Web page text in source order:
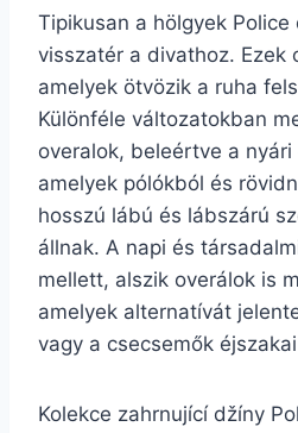
Tipikusan a hölgyek Police
visszatér a divathoz. Ezek
amelyek ötvözik a ruha
Különféle változatokban
overalok, beleértve a
amelyek pólókból és
hosszú lábú és lábszárú
állnak. A napi és
mellett, alszik overálok is
amelyek alternatívát
vagy a csecsemők
Kolekce zahrnující džíny